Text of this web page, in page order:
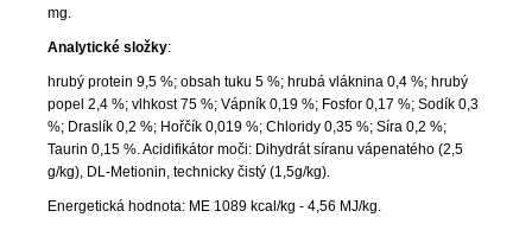
mg.
Analytické složky:
hrubý protein 9,5 %; obsah tuku 5 %; hrubá vláknina 0,4 %; hrubý
popel 2,4 %; vlhkost 75 %; Vápník 0,19 %; Fosfor 0,17 %; Sodík 0,3
%; Draslík 0,2 %; Hořčík 0,019 %; Chloridy 0,35 %; Síra 0,2 %;
Taurin 0,15 %. Acidifikátor moči: Dihydrát síranu vápenatého (2,5
g/kg), DL-Metionin, technicky čistý (1,5g/kg).
Energetická hodnota: ME 1089 kcal/kg - 4,56 MJ/kg.